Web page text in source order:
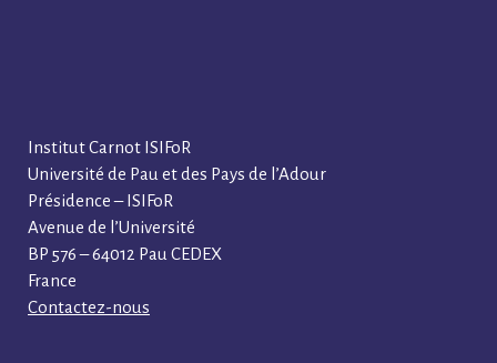
Institut Carnot ISIFoR
Université de Pau et des Pays de l’Adour
Présidence – ISIFoR
Avenue de l’Université
BP 576 – 64012 Pau CEDEX
France
Contactez-nous